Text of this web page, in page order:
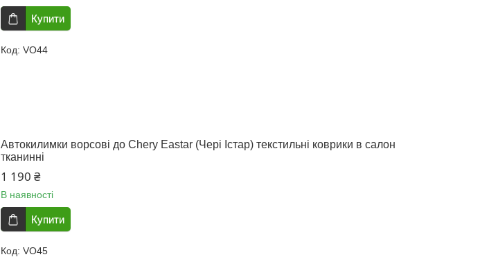
Купити
VO44
Автокилимки ворсові до Chery Eastar (Чері Істар) текстильні коврики в салон
тканинні
1 190 ₴
В наявності
Купити
VO45